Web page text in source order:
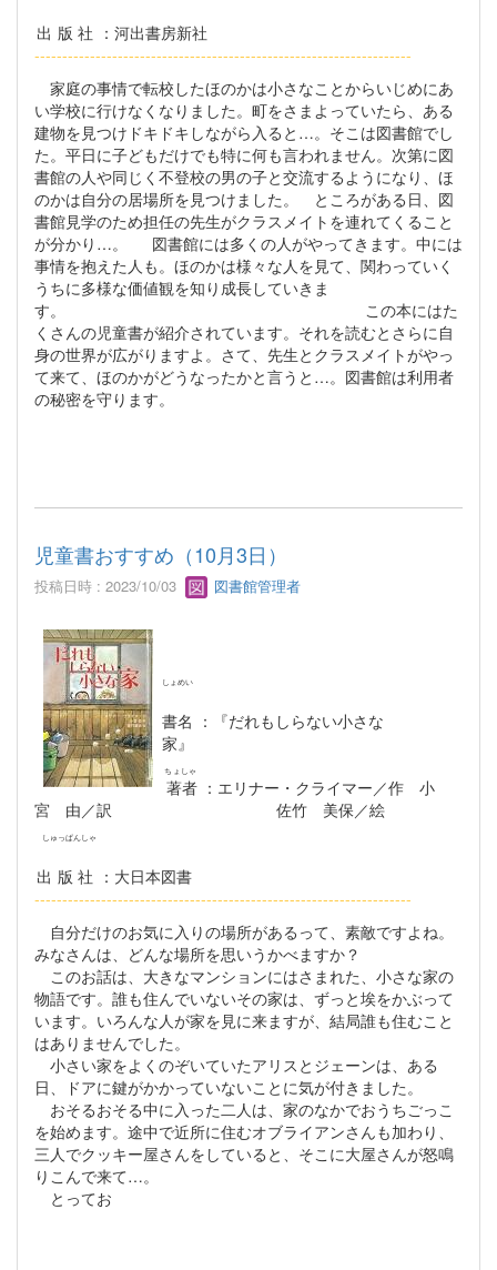
出版社 ：河出書房新社
--------------------------------------------------------------------
家庭の事情で転校したほのかは小さなことからいじめにあ
い学校に行けなくなりました。町をさまよっていたら、ある
建物を見つけドキドキしながら入ると…。そこは図書館でし
た。平日に子どもだけでも特に何も言われません。次第に図
書館の人や同じく不登校の男の子と交流するようになり、ほ
のかは自分の居場所を見つけました。 ところがある日、図
書館見学のため担任の先生がクラスメイトを連れてくること
が分かり…。 図書館には多くの人がやってきます。中には
事情を抱えた人も。ほのかは様々な人を見て、関わっていく
うちに多様な価値観を知り成長していきま
す。 この本にはた
くさんの児童書が紹介されています。それを読むとさらに自
身の世界が広がりますよ。さて、先生とクラスメイトがやっ
て来て、ほのかがどうなったかと言うと…。図書館は利用者
の秘密を守ります。
児童書おすすめ（10月3日）
投稿日時 : 2023/10/03 図書館管理者
書名
しょめい
：『だれもしらない小さな
家』
著者
ちょしゃ
：エリナー・クライマー／作 小
宮 由／訳 佐竹 美保／絵
出版社
しゅっぱんしゃ
：大日本図書
--------------------------------------------------------------------
自分だけのお気に入りの場所があるって、素敵ですよね。
みなさんは、どんな場所を思いうかべますか？
このお話は、大きなマンションにはさまれた、小さな家の
物語です。誰も住んでいないその家は、ずっと埃をかぶって
います。いろんな人が家を見に来ますが、結局誰も住むこと
はありませんでした。
小さい家をよくのぞいていたアリスとジェーンは、ある
日、ドアに鍵がかかっていないことに気が付きました。
おそるおそる中に入った二人は、家のなかでおうちごっこ
を始めます。途中で近所に住むオブライアンさんも加わり、
三人でクッキー屋さんをしていると、そこに大屋さんが怒鳴
りこんで来て…。
とってお